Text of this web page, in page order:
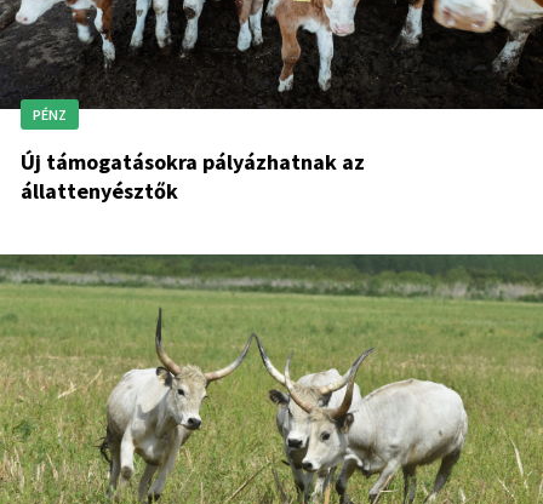
PÉNZ
Új támogatásokra pályázhatnak az
állattenyésztők